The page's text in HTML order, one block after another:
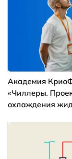
Академия
«Чиллеры.
охлаждения